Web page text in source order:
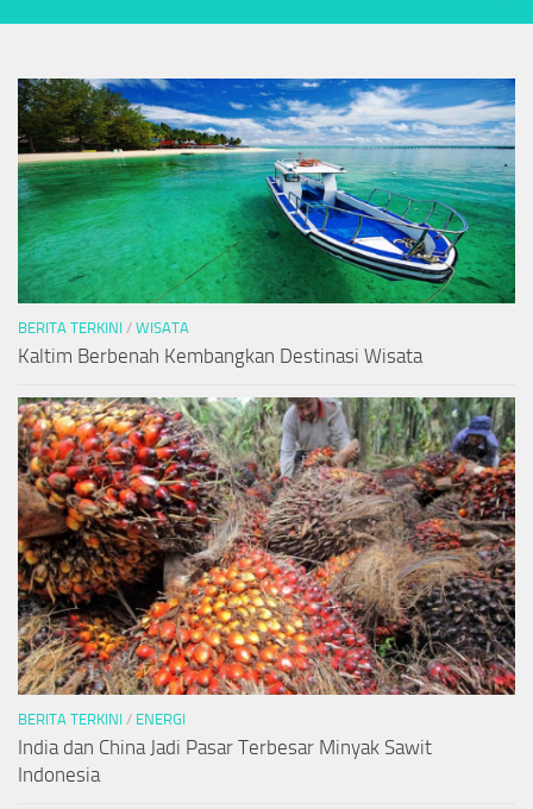
BERITA TERKINI / WISATA
Kaltim Berbenah Kembangkan Destinasi Wisata
BERITA TERKINI / ENERGI
India dan China Jadi Pasar Terbesar Minyak Sawit
Indonesia